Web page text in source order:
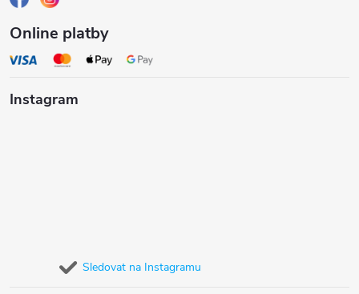
Online platby
Instagram
Sledovat na Instagramu